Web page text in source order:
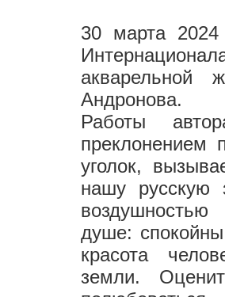
30 марта
акварельной
Андронова.
Работы
преклонением
уголок,
нашу русскую
душе:
красота
земли.